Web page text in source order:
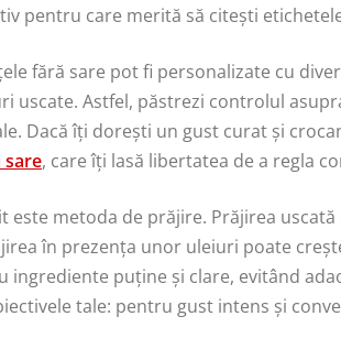
pentru care merită să citești
fără sare pot fi personalizate cu
uscate. Astfel, păstrezi controlul
Dacă îți dorești un gust curat și
sare, care îți lasă libertatea de a regla
este metoda de prăjire. Prăjirea
în prezența unor uleiuri poate
ingrediente puține și clare, evitând
tale: pentru gust intens și